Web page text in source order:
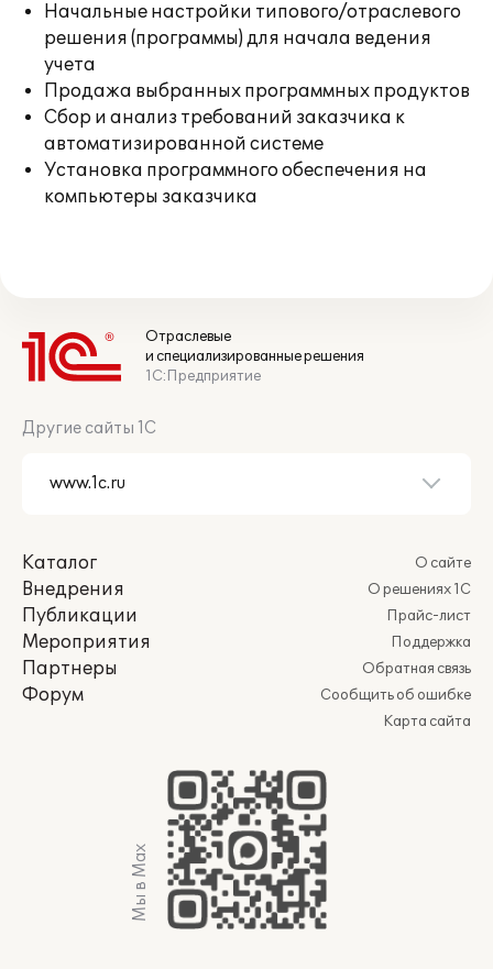
Начальные настройки типового/отраслевого
решения (программы) для начала ведения
учета
Продажа выбранных программных продуктов
Сбор и анализ требований заказчика к
автоматизированной системе
Установка программного обеспечения на
компьютеры заказчика
Отраслевые
и специализированные решения
1С:Предприятие
Другие сайты 1С
Каталог
Внедрения
Публикации
Мероприятия
Партнеры
Форум
О сайте
О решениях 1С
Прайс-лист
Поддержка
Обратная связь
Сообщить об ошибке
Карта сайта
Мы в Max